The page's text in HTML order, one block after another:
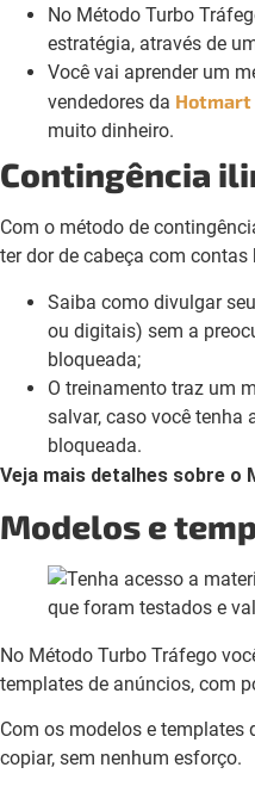
No Método Turbo
estratégia, através de
Você vai aprender um
vendedores da Hotmart
muito dinheiro.
Contingência
Com o método de
ter dor de cabeça com contas
Saiba como divulgar
ou digitais) sem a
bloqueada;
O treinamento traz um
salvar, caso você tenha
bloqueada.
Veja mais detalhes sobre o
Modelos e
No Método Turbo Tráfego
templates de anúncios, com
Com os modelos e templates
copiar, sem nenhum esforço.